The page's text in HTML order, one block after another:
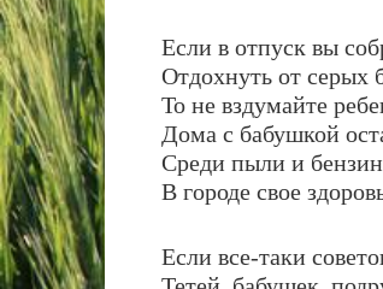
Если в отпуск вы
Отдохнуть от серых
То не вздумайте
Дома с бабушкой
Среди пыли и
В городе свое
Если все-таки